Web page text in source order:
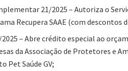
21/2025 – Autoriza o
Recupera SAAE (com descontos
– Abre crédito especial ao
da Associação de Protetores e
Pet Saúde GV;